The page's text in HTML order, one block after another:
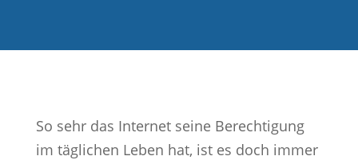
So sehr das Internet seine Berechtigung
im täglichen Leben hat, ist es doch immer